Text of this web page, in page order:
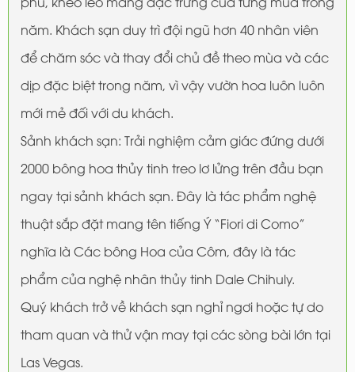
năm. Khách sạn duy trì đội ngũ hơn 40 nhân viên
để chăm sóc và thay đổi chủ đề theo mùa và các
dịp đặc biệt trong năm, vì vậy vườn hoa luôn luôn
mới mẻ đối với du khách.
Sảnh khách sạn: Trải nghiệm cảm giác đứng dưới
2000 bông hoa thủy tinh treo lơ lửng trên đầu bạn
ngay tại sảnh khách sạn. Đây là tác phẩm nghệ
thuật sắp đặt mang tên tiếng Ý “Fiori di Como”
nghĩa là Các bông Hoa của Côm, đây là tác
phẩm của nghệ nhân thủy tinh Dale Chihuly.
Quý khách trở về khách sạn nghỉ ngơi hoặc tự do
tham quan và thử vận may tại các sòng bài lớn tại
Las Vegas.